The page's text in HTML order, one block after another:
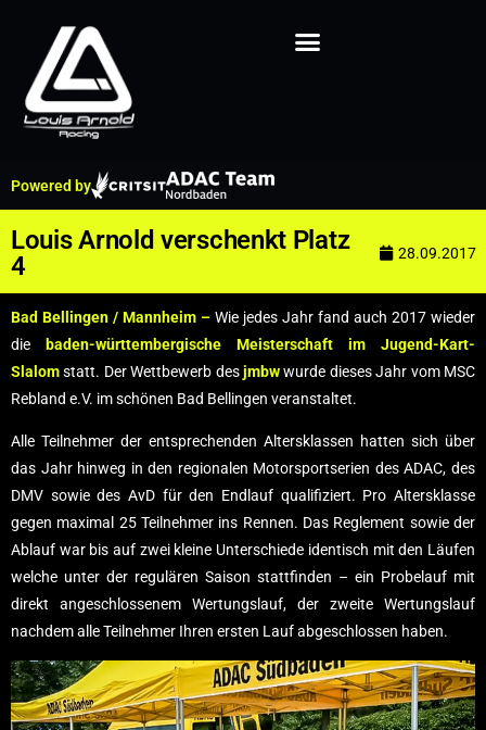
Powered by
Louis Arnold verschenkt Platz
4
28.09.2017
Bad Bellingen / Mannheim – Wie jedes Jahr fand auch 2017 wieder
die
baden-württembergische Meisterschaft im Jugend-Kart-
Slalomstatt. Der Wettbewerb desjmbwwurde dieses Jahr vom MSC
Rebland e.V. im schönen Bad Bellingen veranstaltet.
Alle Teilnehmer der entsprechenden Altersklassen hatten sich über
das Jahr hinweg in den regionalen Motorsportserien des ADAC, des
DMV sowie des AvD für den Endlauf qualifiziert. Pro Altersklasse
gegen maximal 25 Teilnehmer ins Rennen. Das Reglement sowie der
Ablauf war bis auf zwei kleine Unterschiede identisch mit den Läufen
welche unter der regulären Saison stattfinden – ein Probelauf mit
direkt angeschlossenem Wertungslauf, der zweite Wertungslauf
nachdem alle Teilnehmer Ihren ersten Lauf abgeschlossen haben.